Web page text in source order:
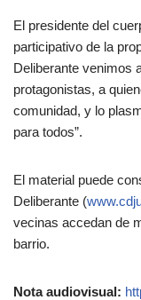
El presidente del
participativo de la
Deliberante venimos
protagonistas, a
comunidad, y lo
para todos”.
El material puede
Deliberante (
vecinas accedan de
barrio.
Nota audiovisual: